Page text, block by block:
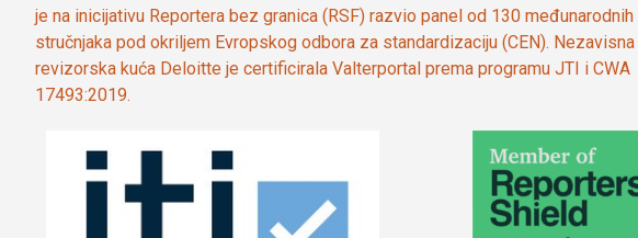
je na inicijativu Reportera bez granica (RSF) razvio panel od 130 međunarodnih
stručnjaka pod okriljem Evropskog odbora za standardizaciju (CEN). Nezavisna
revizorska kuća Deloitte je certificirala Valterportal prema programu JTI i CWA
17493:2019.